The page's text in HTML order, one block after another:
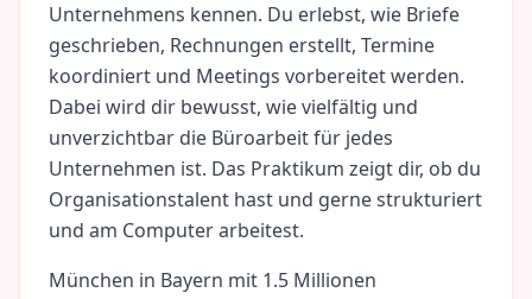
Unternehmens kennen. Du erlebst, wie Briefe
geschrieben, Rechnungen erstellt, Termine
koordiniert und Meetings vorbereitet werden.
Dabei wird dir bewusst, wie vielfältig und
unverzichtbar die Büroarbeit für jedes
Unternehmen ist. Das Praktikum zeigt dir, ob du
Organisationstalent hast und gerne strukturiert
und am Computer arbeitest.
München in Bayern mit 1.5 Millionen